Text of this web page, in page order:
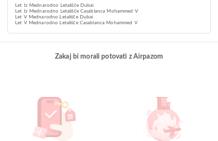
Let Iz Mednarodno Letališče Dubai
Let Iz Mednarodno Letališče Casablanca Mohammed V
Let V Mednarodno Letališče Dubai
Let V Mednarodno Letališče Casablanca Mohammed V
Zakaj bi morali potovati z Airpazom